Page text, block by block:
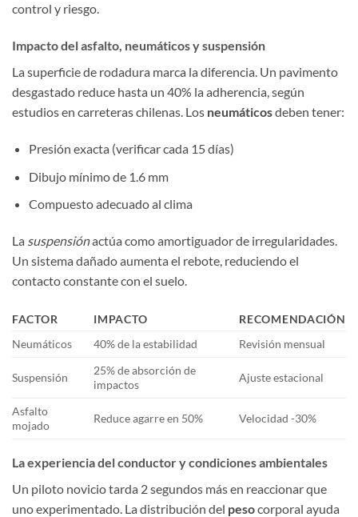
control y riesgo.
Impacto del asfalto, neumáticos y suspensión
La superficie de rodadura marca la diferencia. Un pavimento
desgastado reduce hasta un 40% la adherencia, según
estudios en carreteras chilenas. Los neumáticosdeben tener:
Presión exacta (verificar cada 15 días)
Dibujo mínimo de 1.6 mm
Compuesto adecuado al clima
La suspensiónactúa como amortiguador de irregularidades.
Un sistema dañado aumenta el rebote, reduciendo el
contacto constante con el suelo.
FACTOR IMPACTO
RECOMENDACIÓN
Neumáticos
40% de la estabilidad Revisión mensual
Suspensión
25% de absorción de
impactos
Ajuste estacional
Asfalto
mojado
Reduce agarre en 50% Velocidad -30%
La experiencia del conductor y condiciones ambientales
Un piloto novicio tarda 2 segundos más en reaccionar que
uno experimentado. La distribución del pesocorporal ayuda